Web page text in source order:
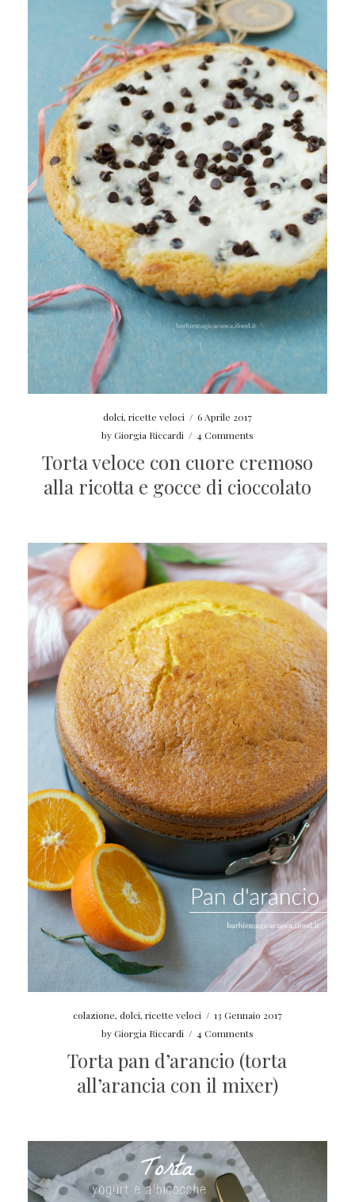
dolci, ricette veloci / 6 Aprile 2017
byGiorgia Riccardi / 4 Comments
Torta veloce con cuore cremoso
alla ricotta e gocce di cioccolato
colazione, dolci, ricette veloci / 13 Gennaio 2017
byGiorgia Riccardi / 4 Comments
Torta pan d’arancio (torta
all’arancia con il mixer)